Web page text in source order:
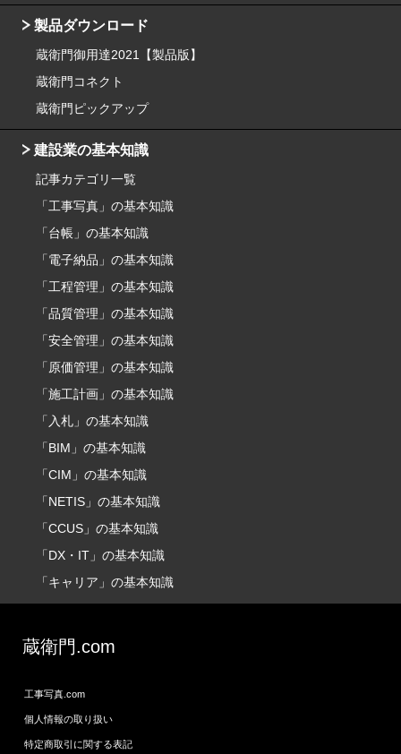
製品ダウンロード
蔵衛門御用達2021【製品版】
蔵衛門コネクト
蔵衛門ピックアップ
建設業の基本知識
記事カテゴリ一覧
「工事写真」の基本知識
「台帳」の基本知識
「電子納品」の基本知識
「工程管理」の基本知識
「品質管理」の基本知識
「安全管理」の基本知識
「原価管理」の基本知識
「施工計画」の基本知識
「入札」の基本知識
「BIM」の基本知識
「CIM」の基本知識
「NETIS」の基本知識
「CCUS」の基本知識
「DX・IT」の基本知識
「キャリア」の基本知識
蔵衛門.com
工事写真.com
個人情報の取り扱い
特定商取引に関する表記